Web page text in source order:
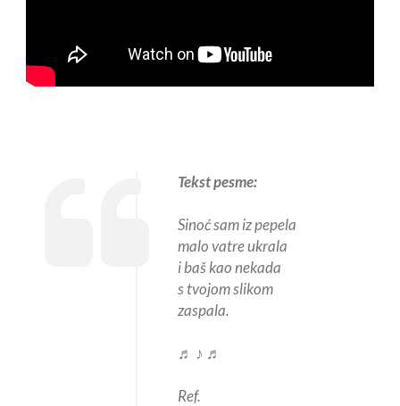
Tekst pesme:
Sinoć sam iz pepela
malo vatre ukrala
i baš kao nekada
s tvojom slikom
zaspala.
♬ ♪ ♬
Ref.